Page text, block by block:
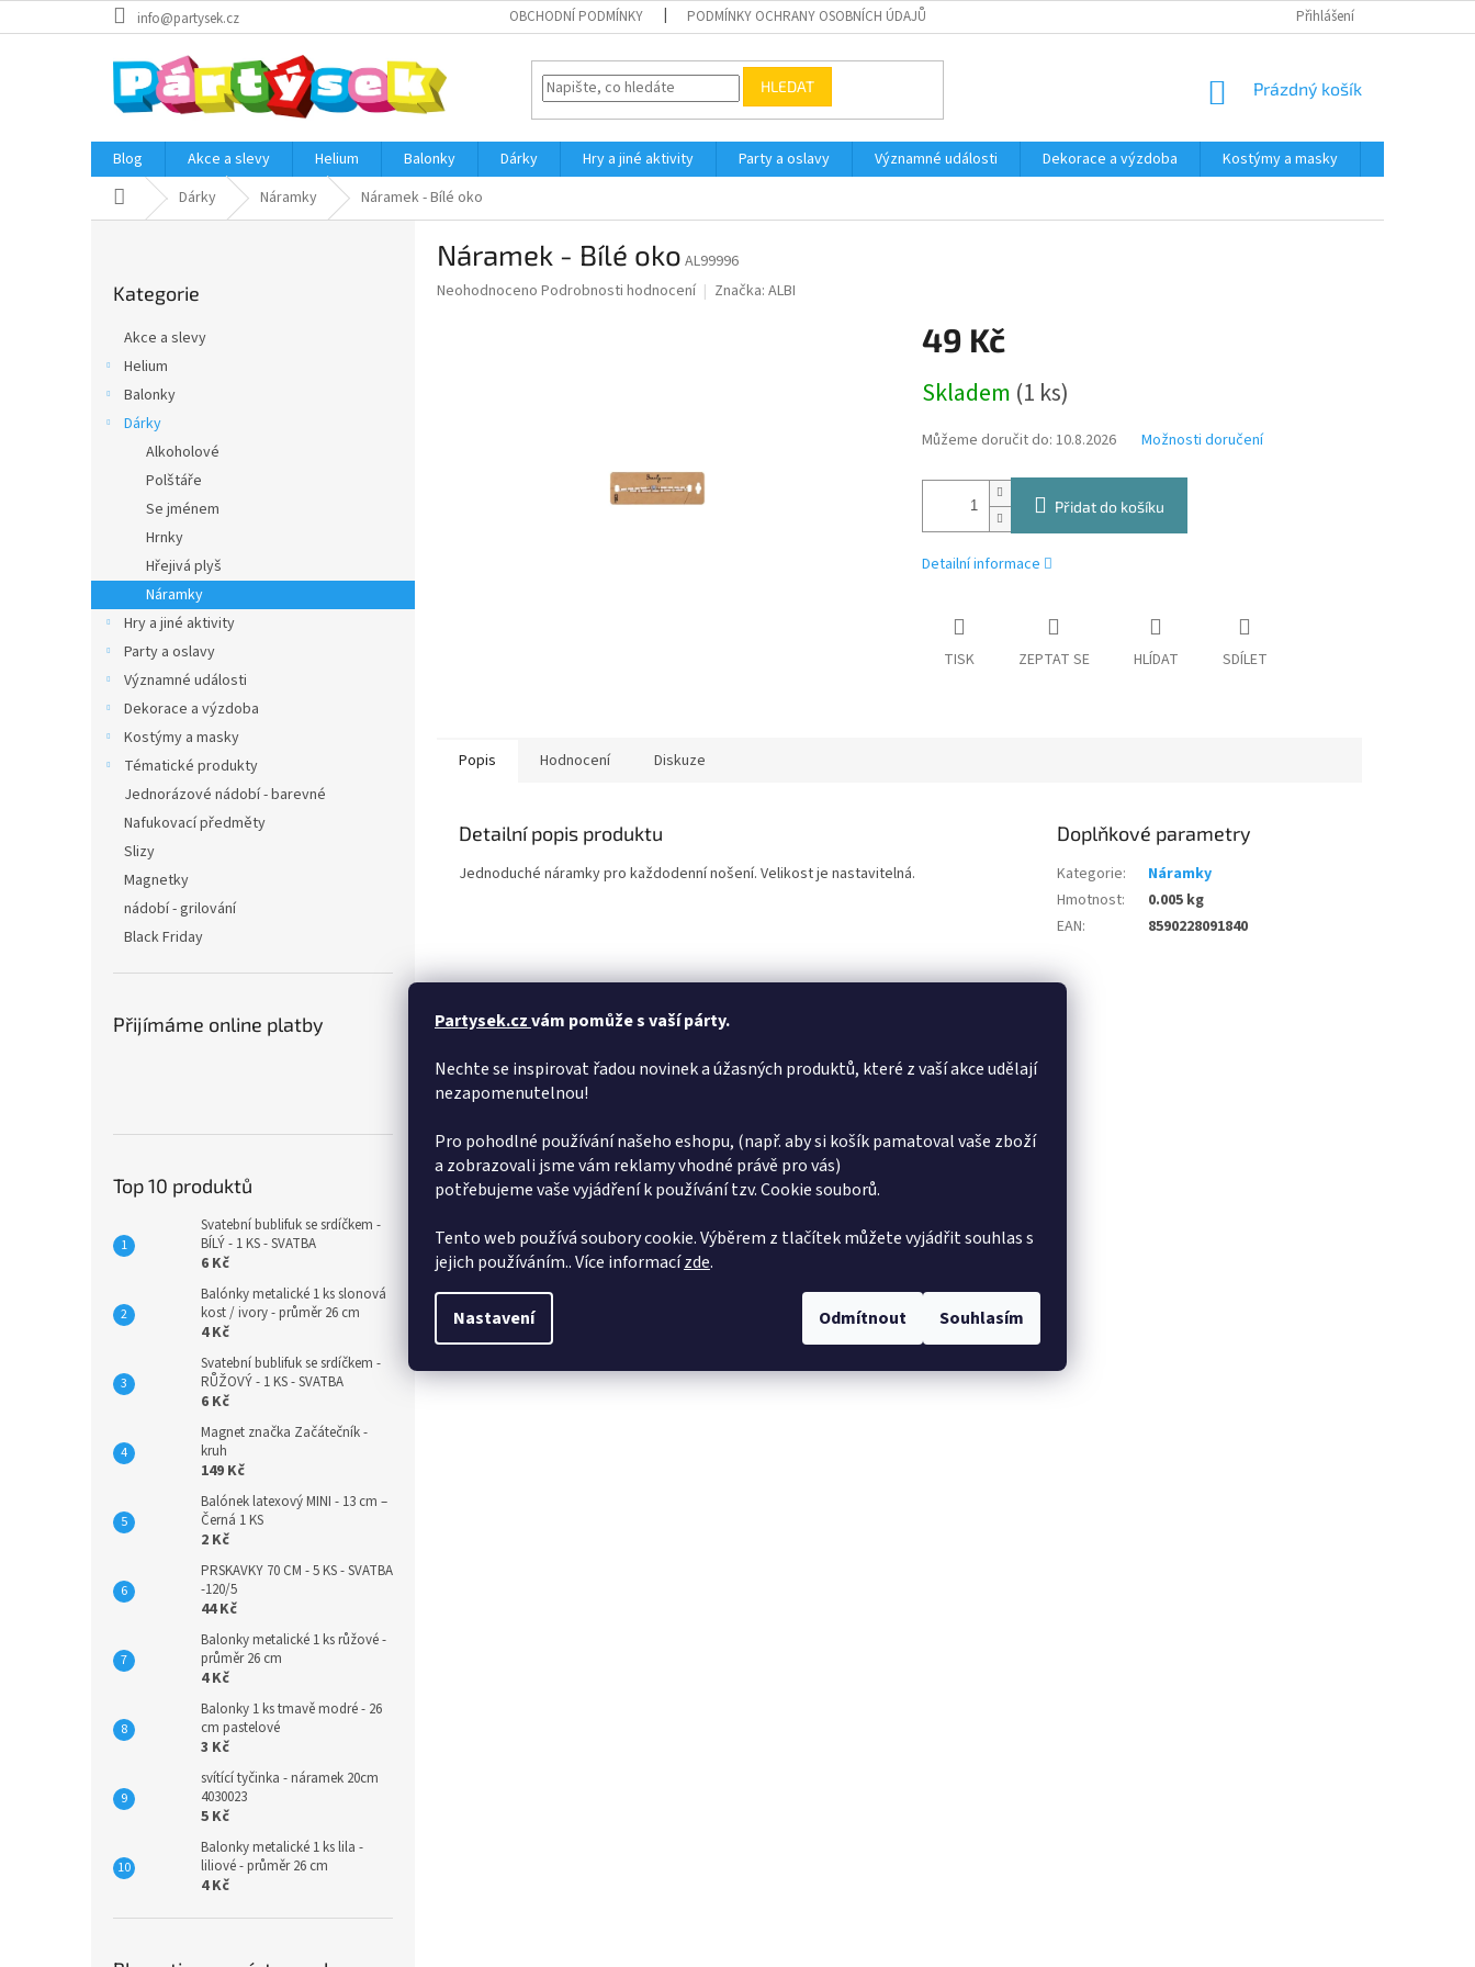
Partysek.czvám pomůže s vaší párty.
Nechte se inspirovat řadou novinek a úžasných produktů, které z vaší akce udělají
nezapomenutelnou!
Pro pohodlné používání našeho eshopu, (např. aby si košík pamatoval vaše zboží
a zobrazovali jsme vám reklamy vhodné právě pro vás)
potřebujeme vaše vyjádření k používání tzv. Cookie souborů.
Tento web používá soubory cookie. Výběrem z tlačítek můžete vyjádřit souhlas s
jejich používáním.. Více informacízde.
Nastavení Odmítnout Souhlasím
na
info@partysek.cz OBCHODNÍ PODMÍNKY PODMÍNKY OCHRANY OSOBNÍCH ÚDAJŮ Přihlášení
HLEDAT
NÁKUPNÍ
Prázdný košík
Blog Akce a slevy Helium Balonky Dárky Hry a jiné aktivity Party a oslavy Významné události Dekorace a výzdoba Kostýmy a masky
Domů Dárky Náramky Náramek - Bílé oko
kategorie
Kategorie
Akce a slevy
Helium
Balonky
Dárky
Alkoholové
Polštáře
Se jménem
Hrnky
Hřejivá plyš
Náramky
Hry a jiné aktivity
Party a oslavy
Významné události
Dekorace a výzdoba
Kostýmy a masky
Tématické produkty
Jednorázové nádobí - barevné
Nafukovací předměty
Slizy
Magnetky
nádobí - grilování
Black Friday
Přijímáme online platby
Top 10 produktů
Svatební bublifuk se srdíčkem -
BÍLÝ - 1 KS - SVATBA
6 Kč
Balónky metalické 1 ks slonová
kost / ivory - průměr 26 cm
4 Kč
Svatební bublifuk se srdíčkem -
RŮŽOVÝ - 1 KS - SVATBA
6 Kč
Magnet značka Začátečník -
kruh
149 Kč
Balónek latexový MINI - 13 cm –
Černá 1 KS
2 Kč
PRSKAVKY 70 CM - 5 KS - SVATBA
-120/5
44 Kč
Balonky metalické 1 ks růžové -
průměr 26 cm
4 Kč
Balonky 1 ks tmavě modré - 26
cm pastelové
3 Kč
svítící tyčinka - náramek 20cm
4030023
5 Kč
Balonky metalické 1 ks lila -
liliové - průměr 26 cm
4 Kč
Náramek - Bílé oko AL99996
Průměrné
Neohodnoceno Podrobnosti hodnocení Značka: ALBI
49 Kč
cena:
Skladem (1 ks)
Můžeme doručit do: 10.8.2026 Možnosti doručení
Přidat do košíku
Detailní informace
TISK ZEPTAT SE HLÍDAT SDÍLET
Popis Hodnocení Diskuze
Detailní popis produktu
Jednoduché náramky pro každodenní nošení. Velikost je nastavitelná.
Doplňkové parametry
Kategorie:
Náramky
Hmotnost:
0.005 kg
EAN: 8590228091840